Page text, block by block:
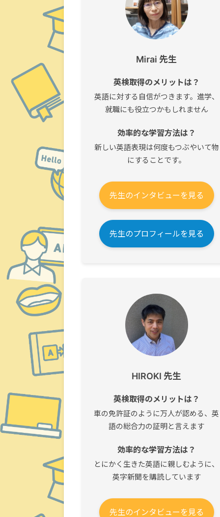
Mirai 先生
英検取得のメリットは？
英語に対する自信がつきます。進学、
就職にも役立つかもしれません
効率的な学習方法は？
新しい英語表現は何度もつぶやいて物
にすることです。
先生のインタビューを見る
先生のプロフィールを見る
HIROKI 先生
英検取得のメリットは？
車の免許証のように万人が認める、英
語の総合力の証明と言えます
効率的な学習方法は？
とにかく生きた英語に親しむように、
英字新聞を購読しています
先生のインタビューを見る